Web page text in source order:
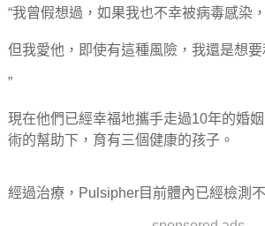
“我曾假想過，如果我也不幸被病毒感染
但我愛他，即使有這種風險，我還是想要
”
現在他們已經幸福地攜手走過10年的婚
術的幫助下，育有三個健康的孩子。
經過治療，Pulsipher目前體內已經檢測